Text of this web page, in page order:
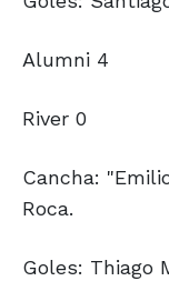
Alumni 4
River 0
Cancha:
Roca.
Goles: Thiago